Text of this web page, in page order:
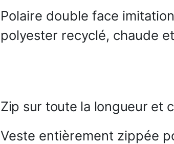
Polaire double face
polyester recyclé, chaude
Zip sur toute la longueur et
Veste entièrement zippée